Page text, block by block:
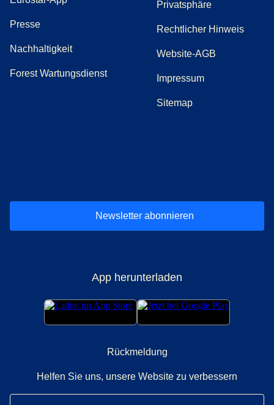
Presse(
Nachhaltigkeit
Forest Wartungsdienst
Privatsphäre
Rechtlicher Hinweis
Website-AGB
Impressum
Sitemap
Newsletter abonnieren
App herunterladen
Rückmeldung
Helfen Sie uns, unsere Website zu verbessern